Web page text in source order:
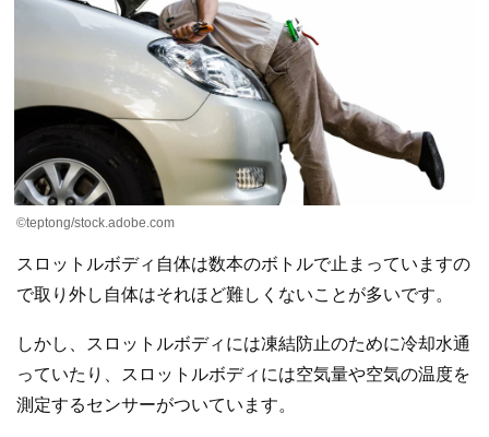
©teptong/stock.adobe.com
スロットルボディ自体は数本のボトルで止まっていますの
で取り外し自体はそれほど難しくないことが多いです。
しかし、スロットルボディには凍結防止のために冷却水通
っていたり、スロットルボディには空気量や空気の温度を
測定するセンサーがついています。